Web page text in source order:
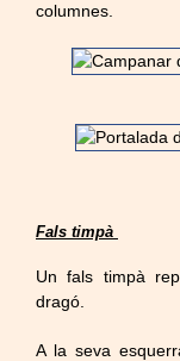
columnes.
Fals timpà
Un fals timpà
dragó.
A la seva